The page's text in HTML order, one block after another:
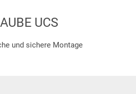
UCS
und sichere Montage